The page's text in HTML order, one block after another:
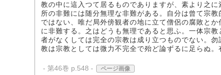
教の中に這入つて居るものでありますが、素より之
所の非難には随分無理な非難がある。自分は曾て宗
ではない、唯だ局外傍観者の地に立て僧侶の腐敗と
に非難する。之はどうも無理であると思ふ。一体宗
者がなくしては完全の宗教は成り立つものでない。
教は宗教としては微力不完全で殆ど論ずるに足らぬ
- 第46巻 p.548 - ページ画像